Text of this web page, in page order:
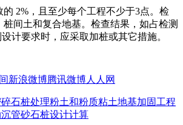
2%，且至少每个工程不少于3点。检
间土和复合地基。检查结果，如占检测
计要求时，应采取加桩或其它措施。
新浪微博腾讯微博人人网
碎石桩处理粉土和粉质粘土地基加固工程
沉管砂石桩设计计算